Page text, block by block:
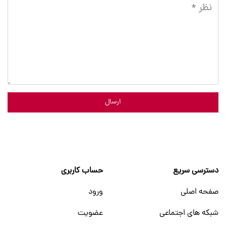
ارسال
دسترسی سریع
صفحه اصلی
شبکه های اجتماعی
حساب کاربری
ورود
عضویت